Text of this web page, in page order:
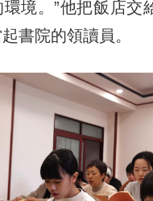
境。”他把飯店交
書院的領讀員。